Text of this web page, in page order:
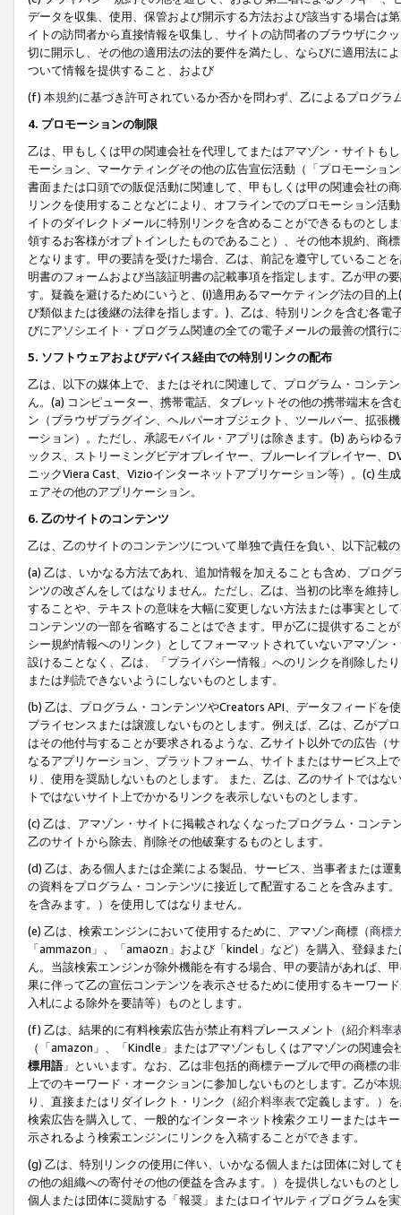
データを収集、使用、保管および開示する方法および該当する場合は
イトの訪問者から直接情報を収集し、サイトの訪問者のブラウザにク
切に開示し、その他の適用法の法的要件を満たし、ならびに適用法に
ついて情報を提供すること、および
(f) 本規約に基づき許可されているか否かを問わず、乙によるプログ
4. プロモーションの制限
乙は、甲もしくは甲の関連会社を代理してまたはアマゾン・サイトも
モーション、マーケティングその他の広告宣伝活動（「プロモーショ
書面または口頭での販促活動に関連して、甲もしくは甲の関連会社の
リンクを使用することなどにより、オフラインでのプロモーション活
イトのダイレクトメールに特別リンクを含めることができるものとし
領するお客様がオプトインしたものであること）、その他本規約、商
となります。甲の要請を受けた場合、乙は、前記を遵守していること
明書のフォームおよび当該証明書の記載事項を指定します。乙が甲の
す。疑義を避けるためにいうと、(i)適用あるマーケティング法の目的
び類似または後継の法律を指します。)、乙は、特別リンクを含む各
びにアソシエイト・プログラム関連の全ての電子メールの最善の慣行
5. ソフトウェアおよびデバイス経由での特別リンクの配布
乙は、以下の媒体上で、またはそれに関連して、プログラム・コンテ
ん。(a) コンピューター、携帯電話、タブレットその他の携帯端末を
ン（ブラウザプラグイン、ヘルパーオブジェクト、ツールバー、拡張
ーション）。ただし、承認モバイル・アプリは除きます。(b) あらゆ
ックス、ストリーミングビデオプレイヤー、ブルーレイプレイヤー、
ニックViera Cast、Vizioインターネットアプリケーション等）。(c)
ェアその他のアプリケーション。
6. 乙のサイトのコンテンツ
乙は、乙のサイトのコンテンツについて単独で責任を負い、以下記載
(a) 乙は、いかなる方法であれ、追加情報を加えることも含め、プロ
ンツの改ざんをしてはなりません。ただし、乙は、当初の比率を維持
することや、テキストの意味を大幅に変更しない方法または事実とし
コンテンツの一部を省略することはできます。甲が乙に提供すること
シー規約情報へのリンク）としてフォーマットされていないアマゾン
設けることなく、乙は、「プライバシー情報」へのリンクを削除した
または判読できないようにしないものとします。
(b) 乙は、プログラム・コンテンツやCreators API、データフィード
ブライセンスまたは譲渡しないものとします。例えば、乙は、乙がプ
はその他付与することが要求されるような、乙サイト以外での広告（
なるアプリケーション、プラットフォーム、サイトまたはサービス上
り、使用を奨励しないものとします。 また、乙は、乙のサイトでは
トではないサイト上でかかるリンクを表示しないものとします。
(c) 乙は、アマゾン・サイトに掲載されなくなったプログラム・コン
乙のサイトから除去、削除その他破棄するものとします。
(d) 乙は、ある個人または企業による製品、サービス、当事者または
の資料をプログラム・コンテンツに接近して配置することを含みます
を含みます。）を使用してはなりません。
(e) 乙は、検索エンジンにおいて使用するために、アマゾン商標（商標
「ammazon」、「amaozn」および「kindel」など）を購入、登録ま
ん。当該検索エンジンが除外機能を有する場合、甲の要請があれば、
果に伴って乙の宣伝コンテンツを表示させるために使用するキーワー
入札による除外を要請等）ものとします。
(f) 乙は、結果的に有料検索広告が禁止有料プレースメント（紹介料率
（「amazon」、「Kindle」またはアマゾンもしくはアマゾンの関連
標用語」といいます。なお、乙は非包括的商標テーブルで甲の商標の
上でのキーワード・オークションに参加しないものとします。乙が本
り、直接またはリダイレクト・リンク（紹介料率表で定義します。）
検索広告を購入して、一般的なインターネット検索クエリーまたはキ
示されるよう検索エンジンにリンクを入稿することができます。
(g) 乙は、特別リンクの使用に伴い、いかなる個人または団体に対し
の他の組織への寄付その他の便益を含みます。）を提供しないものと
個人または団体に奨励する「報奨」またはロイヤルティプログラムを